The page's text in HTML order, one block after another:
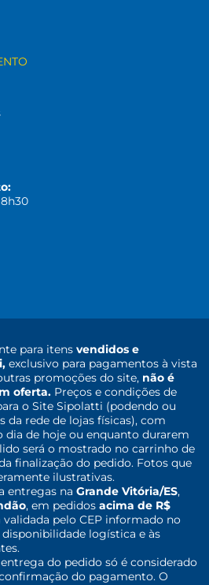
para itens vendidos e
exclusivo para pagamentos à vista
promoções do site, não é
oferta. Preços e condições de
o Site Sipolatti (podendo ou
da rede de lojas físicas), com
dia de hoje ou enquanto durarem
será o mostrado no carrinho de
finalização do pedido. Fotos que
ilustrativas.
entregas na Grande Vitória/ES,
, em pedidos acima de R$
validada pelo CEP informado no
logística e às
do pedido só é considerado
do pagamento. O